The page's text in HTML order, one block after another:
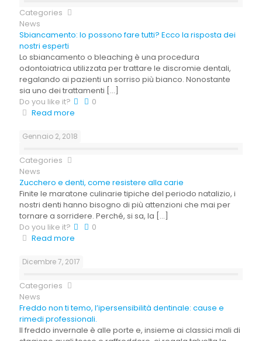
Categories
News
Sbiancamento: lo possono fare tutti? Ecco la risposta dei
nostri esperti
Lo sbiancamento o bleaching è una procedura
odontoiatrica utilizzata per trattare le discromie dentali,
regalando ai pazienti un sorriso più bianco. Nonostante
sia uno dei trattamenti […]
Do you like it?
0
Read more
Gennaio 2, 2018
Categories
News
Zucchero e denti, come resistere alla carie
Finite le maratone culinarie tipiche del periodo natalizio, i
nostri denti hanno bisogno di più attenzioni che mai per
tornare a sorridere. Perché, si sa, la […]
Do you like it?
0
Read more
Dicembre 7, 2017
Categories
News
Freddo non ti temo, l’ipersensibilità dentinale: cause e
rimedi professionali.
Il freddo invernale è alle porte e, insieme ai classici mali di